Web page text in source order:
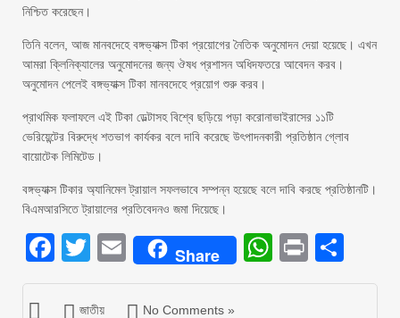
নিশ্চিত করেছেন।
তিনি বলেন, আজ মানবদেহে বঙ্গভ্যাক্স টিকা প্রয়োগের নৈতিক অনুমোদন দেয়া হয়েছে। এখন
আমরা ক্লিনিক্যালের অনুমোদনের জন্য ঔষধ প্রশাসন অধিদফতরে আবেদন করব।
অনুমোদন পেলেই বঙ্গভ্যাক্স টিকা মানবদেহে প্রয়োগ শুরু করব।
প্রাথমিক ফলাফলে এই টিকা ডেল্টাসহ বিশ্বে ছড়িয়ে পড়া করোনাভাইরাসের ১১টি
ভেরিয়েন্টের বিরুদ্ধে শতভাগ কার্যকর বলে দাবি করেছে উৎপাদনকারী প্রতিষ্ঠান গ্লোব
বায়োটেক লিমিটেড।
বঙ্গভ্যাক্স টিকার অ্যানিমেল ট্রায়াল সফলভাবে সম্পন্ন হয়েছে বলে দাবি করছে প্রতিষ্ঠানটি।
বিএমআরসিতে ট্রায়ালের প্রতিবেদনও জমা দিয়েছে।
Facebook
Twitter
EmailShare Print
জাতীয় No Comments »